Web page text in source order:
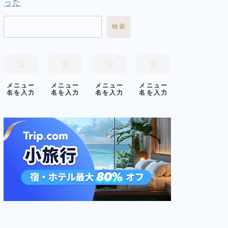
った
検索
メニュー
名を入力
メニュー
名を入力
メニュー
名を入力
メニュー
名を入力